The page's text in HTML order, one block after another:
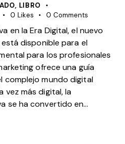
, LIBRO
0 Likes 0 Comments
en la Era Digital, el nuevo
disponible para el
para los profesionales
ofrece una guía
complejo mundo digital
vez más digital, la
se ha convertido en…